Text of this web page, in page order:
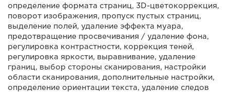
определение формата страниц, 3D-цветокоррекция,
поворот изображения, пропуск пустых страниц,
выделение полей, удаление эффекта муара,
предотвращение просвечивания / удаление фона,
регулировка контрастности, коррекция теней,
регулировка яркости, выравнивание, удаление
границ, выбор стороны сканирования, настройки
области сканирования, дополнительные настройки,
определение ориентации текста, удаление следов